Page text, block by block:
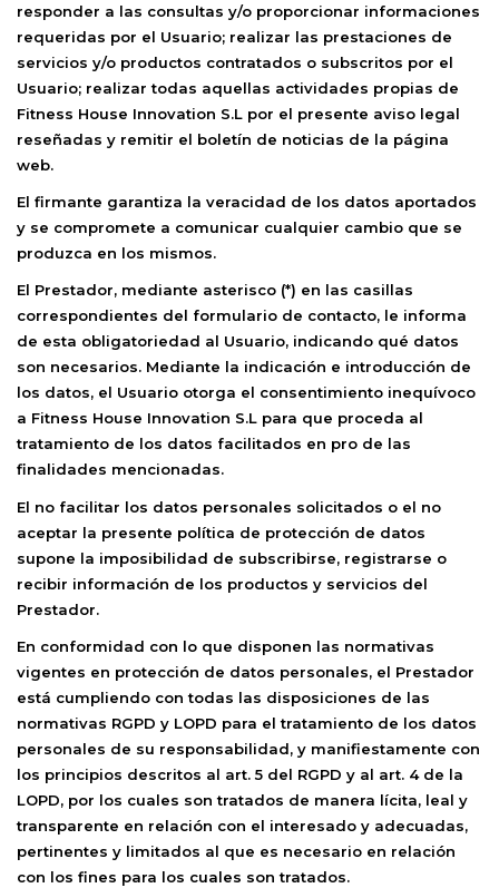
responder a las consultas y/o proporcionar informaciones
requeridas por el Usuario; realizar las prestaciones de
servicios y/o productos contratados o subscritos por el
Usuario; realizar todas aquellas actividades propias de
Fitness House Innovation S.L por el presente aviso legal
reseñadas y remitir el boletín de noticias de la página
web.
El firmante garantiza la veracidad de los datos aportados
y se compromete a comunicar cualquier cambio que se
produzca en los mismos.
El Prestador, mediante asterisco (*) en las casillas
correspondientes del formulario de contacto, le informa
de esta obligatoriedad al Usuario, indicando qué datos
son necesarios. Mediante la indicación e introducción de
los datos, el Usuario otorga el consentimiento inequívoco
a Fitness House Innovation S.L para que proceda al
tratamiento de los datos facilitados en pro de las
finalidades mencionadas.
El no facilitar los datos personales solicitados o el no
aceptar la presente política de protección de datos
supone la imposibilidad de subscribirse, registrarse o
recibir información de los productos y servicios del
Prestador.
En conformidad con lo que disponen las normativas
vigentes en protección de datos personales, el Prestador
está cumpliendo con todas las disposiciones de las
normativas RGPD y LOPD para el tratamiento de los datos
personales de su responsabilidad, y manifiestamente con
los principios descritos al art. 5 del RGPD y al art. 4 de la
LOPD, por los cuales son tratados de manera lícita, leal y
transparente en relación con el interesado y adecuadas,
pertinentes y limitados al que es necesario en relación
con los fines para los cuales son tratados.